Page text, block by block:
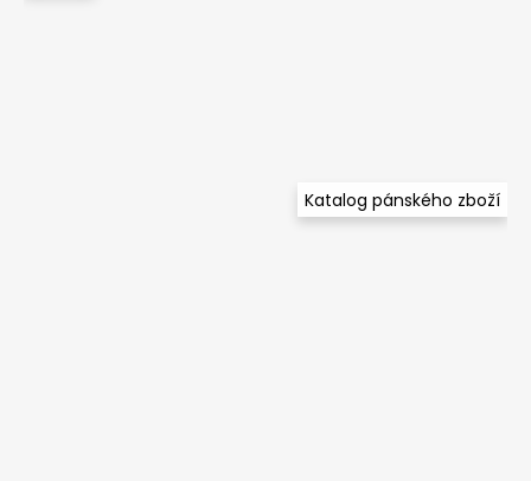
Katalog pánského zboží